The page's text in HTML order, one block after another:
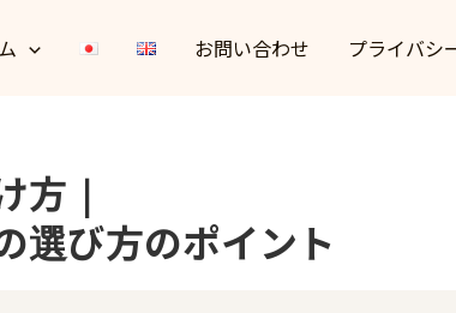
お問い合わせ プライバシ
方｜
選び方のポイント